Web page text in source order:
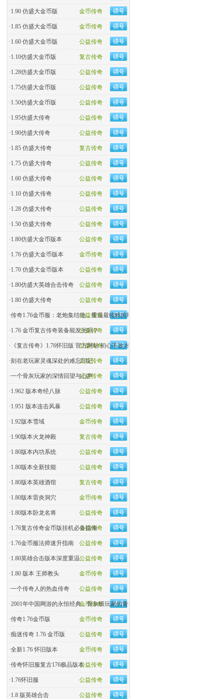
金币传奇
·1.90 仿盛大金币版
金币传奇
·1.85 仿盛大金币版
公益传奇
·1.60 仿盛大金币版
复古传奇
·1.10仿盛大金币版
公益传奇
·1.28仿盛大金币版
公益传奇
·1.75仿盛大金币版
公益传奇
·1.50仿盛大金币版
公益传奇
·1.95仿盛大传奇
公益传奇
·1.90仿盛大传奇
复古传奇
·1.85 仿盛大传奇
公益传奇
·1.75 仿盛大传奇
公益传奇
·1.60 仿盛大传奇
公益传奇
·1.10 仿盛大传奇
公益传奇
·1.28 仿盛大传奇
公益传奇
·1.50 仿盛大传奇
公益传奇
·1.80仿盛大金币版本
金币传奇
·1.76 仿盛大金币版本
公益传奇
·1.70 仿盛大金币版本
公益传奇
·1.80仿盛大英雄合击传奇
公益传奇
·1.80 仿盛大传奇
公益传奇
·传奇1.76金币服：老炮集结地，重温最纯粹的玛法热血！
公益传奇
·1.76 金币复古传奇装备能发光吗？
公益传奇
· 《复古传奇》1.76怀旧版 官方网站 初心不改 经典回归
公益传奇
·刻在老玩家灵魂深处的难忘印记
公益传奇
·一个骨灰玩家的深情回望与心声
公益传奇
·1.962 版本奇经八脉
公益传奇
·1.951 版本连击风暴
金币传奇
·1.92版本雪域
复古传奇
·1.90版本火龙神殿
公益传奇
·1.80版本内功系统
公益传奇
·1.80版本全新技能
复古传奇
·1.80版本英雄酒馆
金币传奇
·1.80版本雷炎洞穴
公益传奇
·1.80版本卧龙名将
公益传奇
·1.76复古传奇金币版挂机必备指南
公益传奇
·1.76金币服法师速升指南
公益传奇
·1.80英雄合击版本深度重温
金币传奇
·1.80 版本 王师教头
公益传奇
·一个传奇人的热血传奇
金币传奇
·2001年中国网游的永恒经典，骨灰级玩家的青春回忆杀！
金币传奇
·传奇1.76金币版
公益传奇
·痴迷传奇 1.76 金币版
金币传奇
·全新1.76 怀旧版本
公益传奇
·传奇怀旧服复古176极品版本
公益传奇
·1.76怀旧服
公益传奇
·1.8 版英雄合击